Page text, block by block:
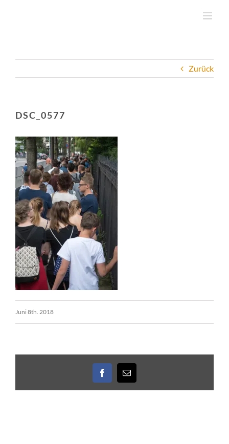
Zurück
DSC_0577
Juni 8th. 2018
Facebook
E-
Mail